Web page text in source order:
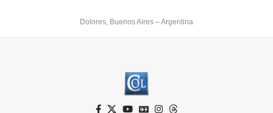
Dolores, Buenos Aires – Argentina